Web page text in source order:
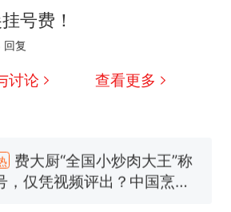
号费！
回复
讨论 查看更多
费大厨“全国小炒肉大王”称
，仅凭视频评出？中国烹饪